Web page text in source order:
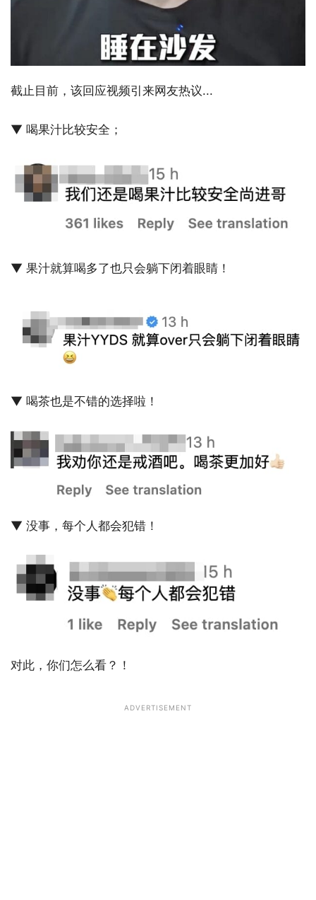
截止目前，该回应视频引来网友热议...
▼ 喝果汁比较安全；
▼ 果汁就算喝多了也只会躺下闭着眼睛！
▼ 喝茶也是不错的选择啦！
▼ 没事，每个人都会犯错！
对此，你们怎么看？！
ADVERTISEMENT